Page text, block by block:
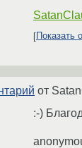
Показать
от
:-)